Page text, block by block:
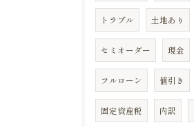
トラブル 土地あり
セミオーダー 現金
フルローン 値引き
固定資産税 内訳